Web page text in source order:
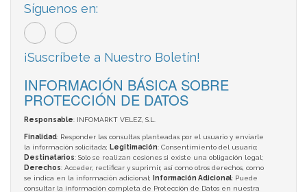
Síguenos en:
¡Suscríbete a Nuestro Boletín!
INFORMACIÓN BÁSICA SOBRE
PROTECCIÓN DE DATOS
Responsable: INFOMARKT VELEZ, S.L.
Finalidad: Responder las consultas planteadas por el usuario y enviarle
la información solicitada; Legitimación: Consentimiento del usuario;
Destinatarios: Solo se realizan cesiones si existe una obligación legal;
Derechos: Acceder, rectificar y suprimir, así como otros derechos, como
se indica en la información adicional;
Información Adicional: Puede
consultar la información completa de Protección de Datos en nuestra